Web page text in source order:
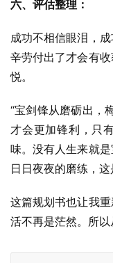
六、评估整理：
成功不相信眼泪，
辛劳付出了才会有
悦。
“宝剑锋从磨砺出，
才会更加锋利，只
味。没有人生来就
日日夜夜的磨练，这
这篇规划书也让我
活不再是茫然。所以